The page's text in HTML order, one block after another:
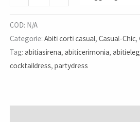
COD: N/A
Categorie: Abiti corti casual, Casual-Chic,
Tag: abitiasirena, abiticerimonia,
cocktaildress, partydress